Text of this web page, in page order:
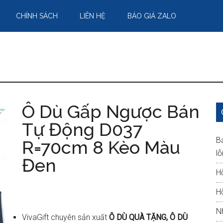
CHÍNH SÁCH LIÊN HỆ BÁO GIÁ ZALO
Ô Dù Gấp Ngược Bán
Tự Động D037
R=70cm 8 Kèo Màu
Đen
VivaGift chuyên sản xuất Ô DÙ QUÀ TẶNG, Ô DÙ